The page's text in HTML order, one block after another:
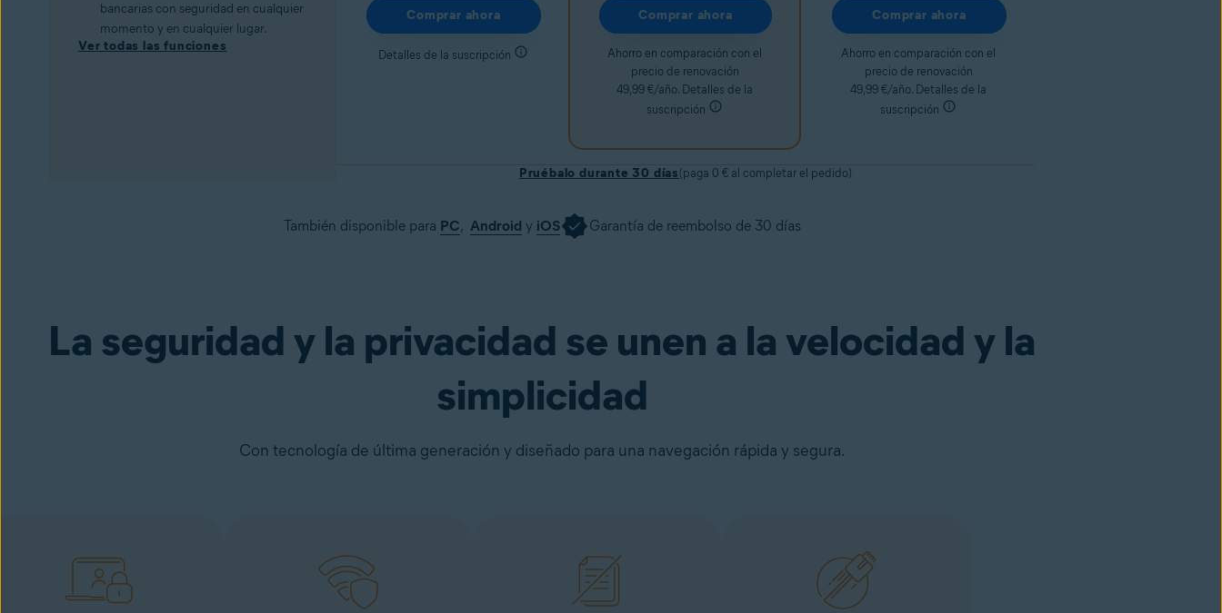
bancarias con seguridad en cualquier
momento y en cualquier lugar.
Ver todas las funciones
Comprar ahora
Detalles de la suscripción
Comprar ahora
Ahorro en comparación con el
precio de renovación
49,99 €/año. Detalles de la
suscripción
Comprar ahora
Ahorro en comparación con el
precio de renovación
49,99 €/año. Detalles de la
suscripción
Pruébalo durante 30 días (paga 0 € al completar el pedido)
También disponible para PC, Android y iOS Garantía de reembolso de 30 días
La seguridad y la privacidad se unen a la velocidad y la
simplicidad
Con tecnología de última generación y diseñado para una navegación rápida y segura.